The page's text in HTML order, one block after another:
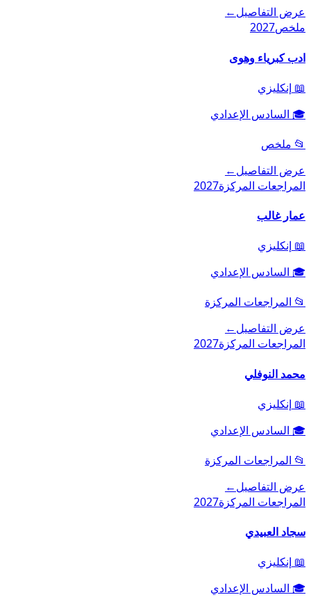
عرض التفاصيل←
ملخص2027
ادب كبرياء وهوى
📖 إنكليزي
🎓 السادس الإعدادي
📂 ملخص
عرض التفاصيل←
المراجعات المركزة2027
عمار غالب
📖 إنكليزي
🎓 السادس الإعدادي
📂 المراجعات المركزة
عرض التفاصيل←
المراجعات المركزة2027
محمد النوفلي
📖 إنكليزي
🎓 السادس الإعدادي
📂 المراجعات المركزة
عرض التفاصيل←
المراجعات المركزة2027
سجاد العبيدي
📖 إنكليزي
🎓 السادس الإعدادي